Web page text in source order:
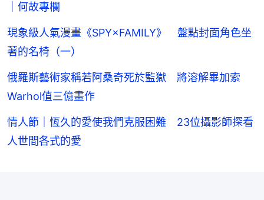
｜何故專欄
現象級人氣漫畫《SPY×FAMILY》 盤點封面角色坐
著的名椅（一）
俄羅斯藝術家稱若阿桑奇死於監獄 將溶解畢加索
Warhol值三億畫作
情人節｜恆久的愛使我們克服困難 23位攝影師探看
人世間各式的愛